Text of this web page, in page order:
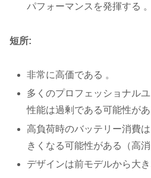
パフォーマンスを発揮する
短所:
非常に高価である 。
多くのプロフェッショナル
性能は過剰である可能性が
高負荷時のバッテリー消費
きくなる可能性がある（高
デザインは前モデルから大